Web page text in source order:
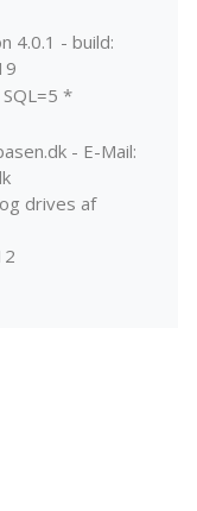
4.0.1 - build:
*
- E-Mail:
drives af